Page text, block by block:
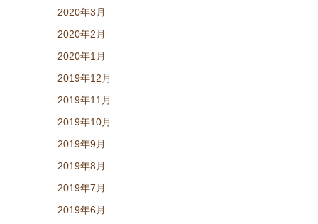
2020年3月
2020年2月
2020年1月
2019年12月
2019年11月
2019年10月
2019年9月
2019年8月
2019年7月
2019年6月